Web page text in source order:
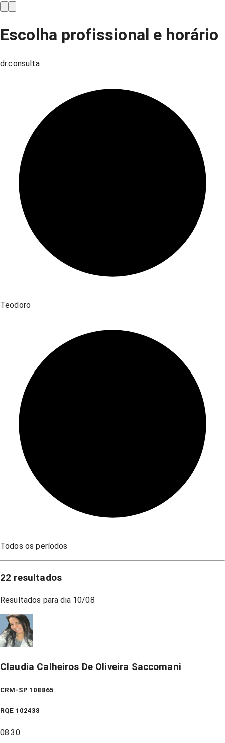
Escolha profissional e horário
dr.consulta
Teodoro
Todos os períodos
22 resultados
Resultados para dia 10/08
Claudia Calheiros De Oliveira Saccomani
CRM-SP 108865
RQE 102438
08:30